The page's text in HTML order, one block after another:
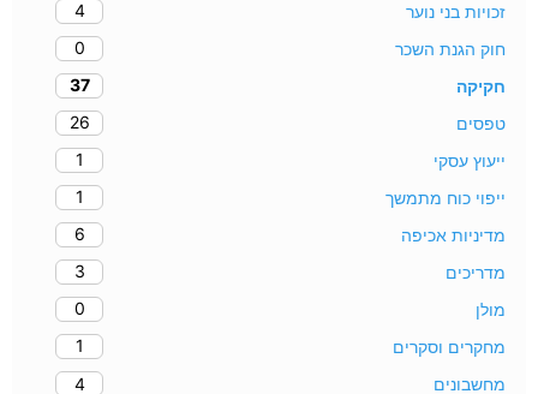
זכויות בני נוער
4
חוק הגנת השכר
0
חקיקה
37
טפסים
26
ייעוץ עסקי
1
ייפוי כוח מתמשך
1
מדיניות אכיפה
6
מדריכים
3
מולן
0
מחקרים וסקרים
1
מחשבונים
4